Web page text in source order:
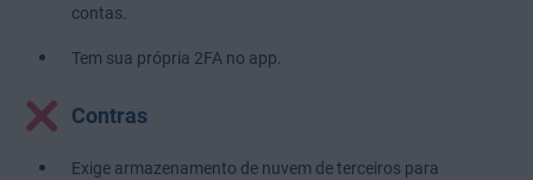
contas.
Tem sua própria 2FA no app.
Contras
Exige armazenamento de nuvem de terceiros para